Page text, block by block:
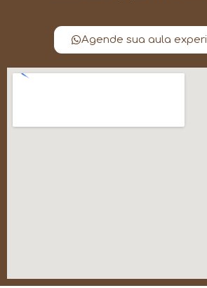
Agende sua aula